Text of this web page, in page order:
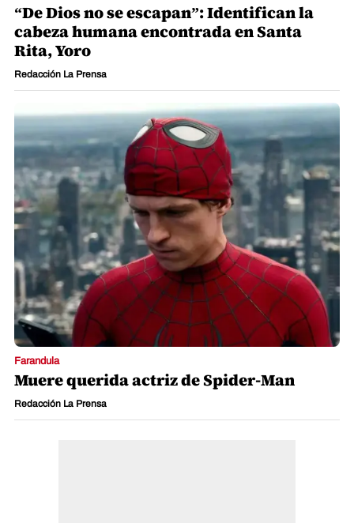
“De Dios no se escapan”: Identifican la
cabeza humana encontrada en Santa
Rita, Yoro
Redacción La Prensa
Farandula
Muere querida actriz de Spider-Man
Redacción La Prensa